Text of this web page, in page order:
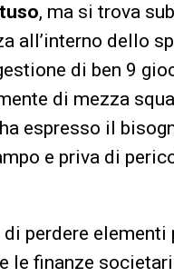
, ma si trova
all’interno dello
di ben 9
di mezza
espresso il
e priva di
perdere elementi
le finanze